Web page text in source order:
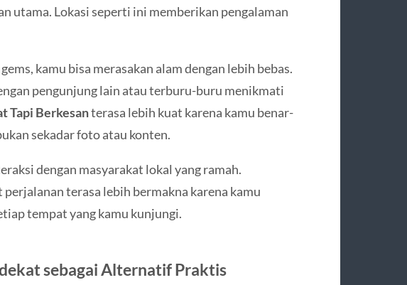
utama. Lokasi seperti ini memberikan pengalaman
kamu bisa merasakan alam dengan lebih bebas.
pengunjung lain atau terburu-buru menikmati
Tapi Berkesanterasa lebih kuat karena kamu benar-
sekadar foto atau konten.
dengan masyarakat lokal yang ramah.
terasa lebih bermakna karena kamu
tempat yang kamu kunjungi.
sebagai Alternatif Praktis